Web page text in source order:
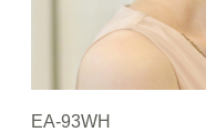
EA-93WH